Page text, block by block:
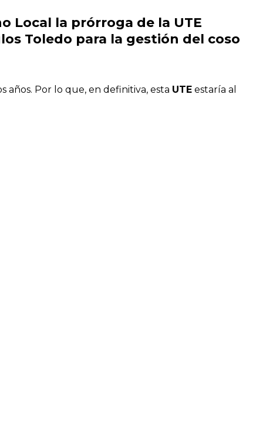
Local la prórroga de la UTE
Toledo para la gestión del coso
años. Por lo que, en definitiva, esta UTE estaría al